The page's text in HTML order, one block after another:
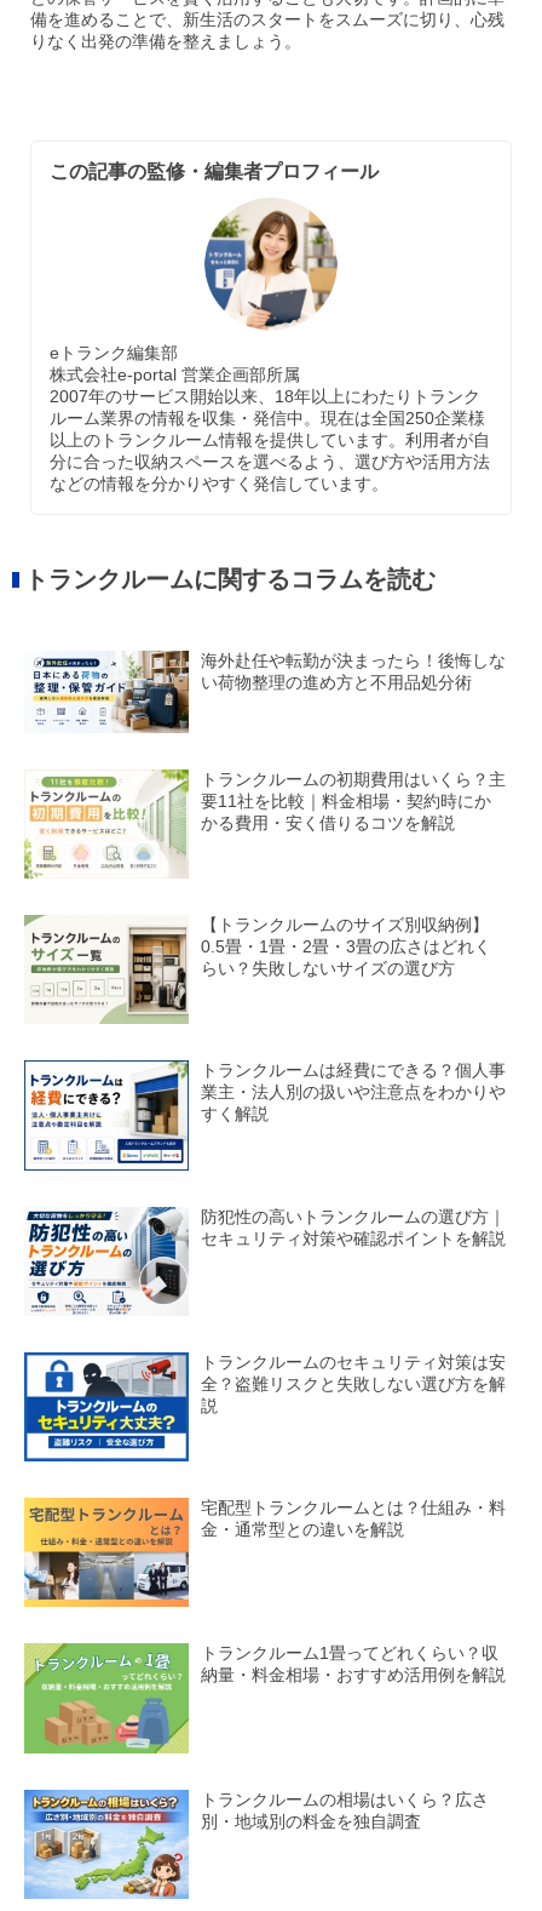
備を進めることで、新生活のスタートをスムーズに切り、心残
りなく出発の準備を整えましょう。
この記事の監修・編集者プロフィール
eトランク編集部
株式会社e-portal 営業企画部所属
2007年のサービス開始以来、18年以上にわたりトランク
ルーム業界の情報を収集・発信中。現在は全国250企業様
以上のトランクルーム情報を提供しています。利用者が自
分に合った収納スペースを選べるよう、選び方や活用方法
などの情報を分かりやすく発信しています。
トランクルームに関するコラムを読む
海外赴任や転勤が決まったら！後悔しな
い荷物整理の進め方と不用品処分術
トランクルームの初期費用はいくら？主
要11社を比較｜料金相場・契約時にか
かる費用・安く借りるコツを解説
【トランクルームのサイズ別収納例】
0.5畳・1畳・2畳・3畳の広さはどれく
らい？失敗しないサイズの選び方
トランクルームは経費にできる？個人事
業主・法人別の扱いや注意点をわかりや
すく解説
防犯性の高いトランクルームの選び方｜
セキュリティ対策や確認ポイントを解説
トランクルームのセキュリティ対策は安
全？盗難リスクと失敗しない選び方を解
説
宅配型トランクルームとは？仕組み・料
金・通常型との違いを解説
トランクルーム1畳ってどれくらい？収
納量・料金相場・おすすめ活用例を解説
トランクルームの相場はいくら？広さ
別・地域別の料金を独自調査